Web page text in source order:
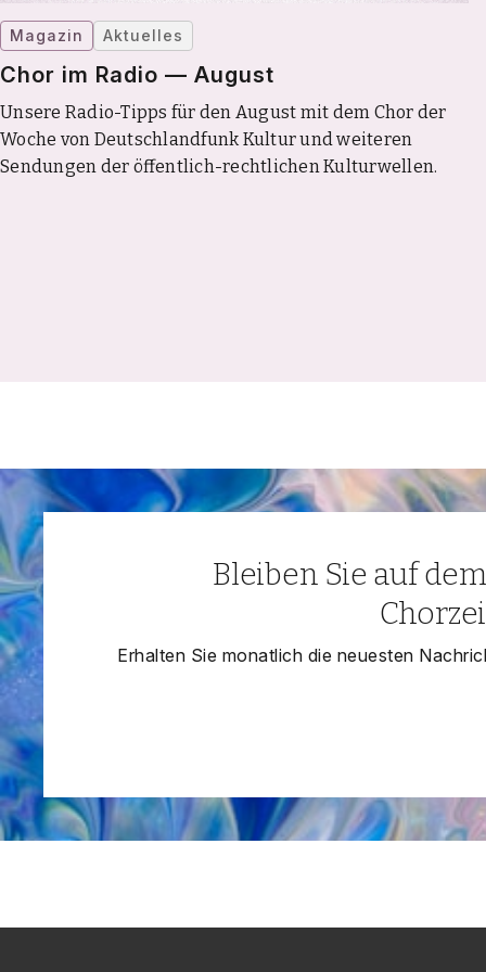
Magazin Aktuelles
Chor im Radio — August
Unsere Radio-Tipps für den August mit dem Chor der
Woche von Deutschlandfunk Kultur und weiteren
Sendungen der öffentlich-rechtlichen Kulturwellen.
Bleiben Sie auf
Erhalten Sie monatlich die neuesten